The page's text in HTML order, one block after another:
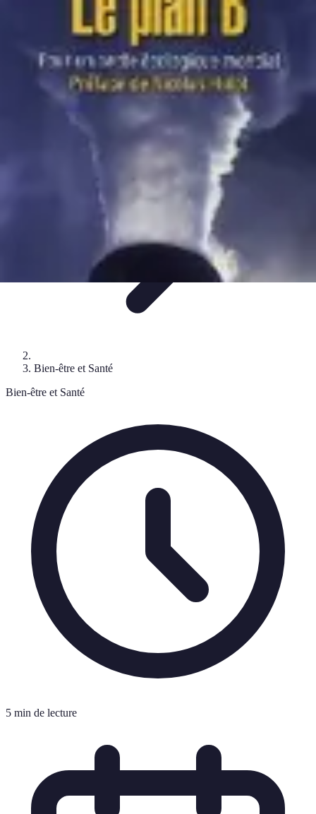
Comprendre les tonersAvantages des toners
Choix et Comparaison
Toner Écologique
Bien-être et Santé
Bien-être et Santé
5 min de lecture